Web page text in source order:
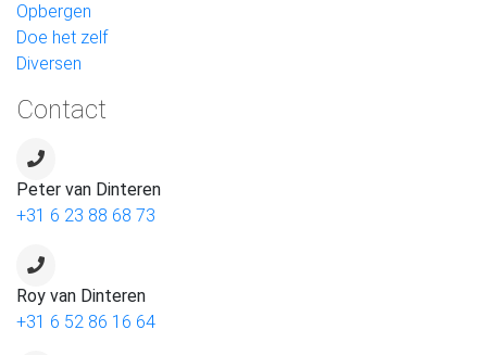
Opbergen
Doe het zelf
Diversen
Contact
Peter van Dinteren
+31 6 23 88 68 73
Roy van Dinteren
+31 6 52 86 16 64